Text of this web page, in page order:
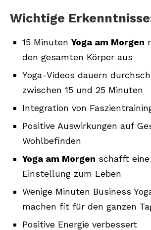
Wichtige
15 Minuten Yoga am Morgen
den gesamten Körper aus
Yoga-Videos dauern
zwischen 15 und 25 Minuten
Integration von
Positive Auswirkungen auf
Wohlbefinden
Yoga am Morgen schafft
Einstellung zum Leben
Wenige Minuten Business
machen fit für den ganzen
Positive Energie verbessert